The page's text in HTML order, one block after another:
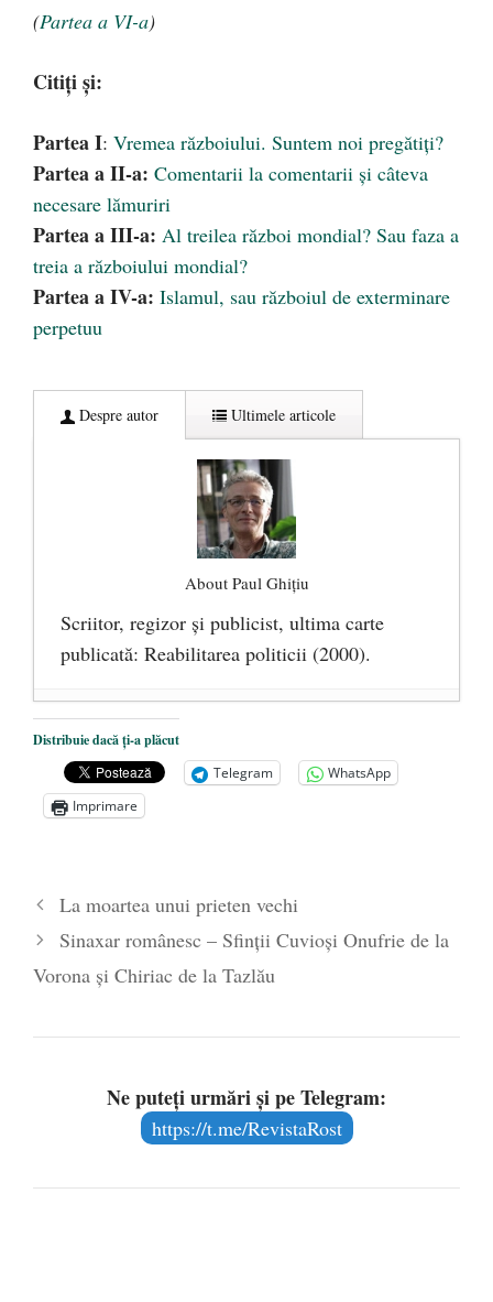
(Partea a VI-a)
Citiți și:
Partea I: Vremea războiului. Suntem noi pregătiţi?
Partea a II-a: Comentarii la comentarii şi câteva
necesare lămuriri
Partea a III-a: Al treilea război mondial? Sau faza a
treia a războiului mondial?
Partea a IV-a: Islamul, sau războiul de exterminare
perpetuu
Despre autor Ultimele articole
About Paul Ghițiu
Scriitor, regizor şi publicist, ultima carte
publicată: Reabilitarea politicii (2000).
De ce urăşte stânga banii lichizi. Războiul
cu cash-ul, sau drumul spre sclavia totală
9 februarie 2017
Ce „nu trebuie să ştiţi” despre legătura
ianuarie 2017
Trump a ajuns preşedinte pentru că i-aţi
tratat pe oameni ca pe gunoaie
Distribuie dacă ți-a plăcut
Telegram
WhatsApp
Imprimare
La moartea unui prieten vechi
Sinaxar românesc – Sfinții Cuvioși Onufrie de la
Vorona și Chiriac de la Tazlău
Ne puteți urmări și pe Telegram:
https://t.me/RevistaRost